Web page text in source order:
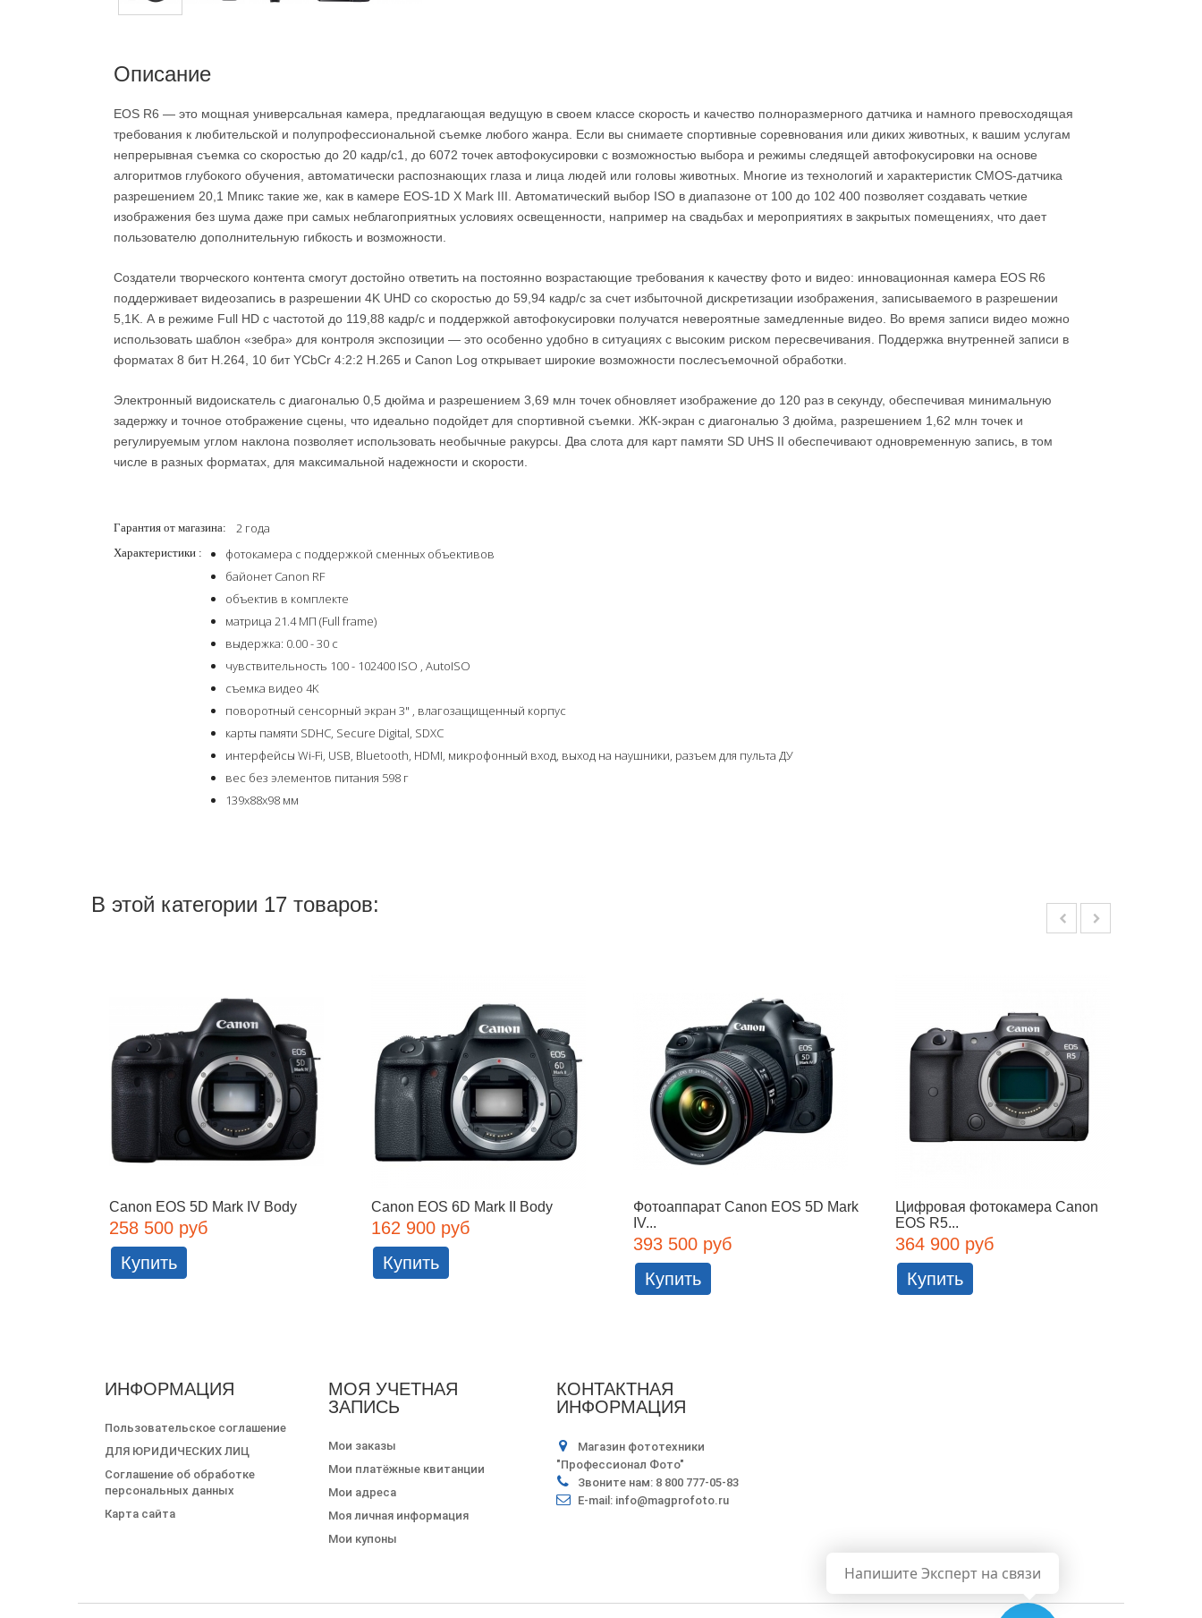
Описание
EOS R6 — это мощная универсальная камера, предлагающая ведущую в своем классе скорость и качество полноразмерного датчика и намного превосходящая
требования к любительской и полупрофессиональной съемке любого жанра. Если вы снимаете спортивные соревнования или диких животных, к вашим услугам
непрерывная съемка со скоростью до 20 кадр/с1, до 6072 точек автофокусировки с возможностью выбора и режимы следящей автофокусировки на основе
алгоритмов глубокого обучения, автоматически распознающих глаза и лица людей или головы животных. Многие из технологий и характеристик CMOS-датчика
разрешением 20,1 Мпикс такие же, как в камере EOS-1D X Mark III. Автоматический выбор ISO в диапазоне от 100 до 102 400 позволяет создавать четкие
изображения без шума даже при самых неблагоприятных условиях освещенности, например на свадьбах и мероприятиях в закрытых помещениях, что дает
пользователю дополнительную гибкость и возможности.
Создатели творческого контента смогут достойно ответить на постоянно возрастающие требования к качеству фото и видео: инновационная камера EOS R6
поддерживает видеозапись в разрешении 4K UHD со скоростью до 59,94 кадр/с за счет избыточной дискретизации изображения, записываемого в разрешении
5,1K. А в режиме Full HD с частотой до 119,88 кадр/с и поддержкой автофокусировки получатся невероятные замедленные видео. Во время записи видео можно
использовать шаблон «зебра» для контроля экспозиции — это особенно удобно в ситуациях с высоким риском пересвечивания. Поддержка внутренней записи в
форматах 8 бит H.264, 10 бит YCbCr 4:2:2 H.265 и Canon Log открывает широкие возможности послесъемочной обработки.
Электронный видоискатель с диагональю 0,5 дюйма и разрешением 3,69 млн точек обновляет изображение до 120 раз в секунду, обеспечивая минимальную
задержку и точное отображение сцены, что идеально подойдет для спортивной съемки. ЖК-экран с диагональю 3 дюйма, разрешением 1,62 млн точек и
регулируемым углом наклона позволяет использовать необычные ракурсы. Два слота для карт памяти SD UHS II обеспечивают одновременную запись, в том
числе в разных форматах, для максимальной надежности и скорости.
Гарантия от магазина: 2 года
Характеристики :
фотокамера с поддержкой сменных объективов
байонет Canon RF
объектив в комплекте
матрица 21.4 МП (Full frame)
выдержка: 0.00 - 30 с
чувствительность 100 - 102400 ISO , AutoISO
съемка видео 4K
поворотный сенсорный экран 3" , влагозащищенный корпус
карты памяти SDHC, Secure Digital, SDXC
интерфейсы Wi-Fi, USB, Bluetooth, HDMI, микрофонный вход, выход на наушники, разъем для пульта ДУ
вес без элементов питания 598 г
139х88х98 мм
В этой категории 17 товаров:
Canon EOS 5D Mark IV Body
258 500 руб
Купить
Canon EOS 6D Mark II Body
162 900 руб
Купить
Фотоаппарат Canon EOS 5D Mark
IV...
393 500 руб
Купить
Цифровая фотокамера Canon
EOS R5...
364 900 руб
Купить
ИНФОРМАЦИЯ
Пользовательское соглашение
ДЛЯ ЮРИДИЧЕСКИХ ЛИЦ
Соглашение об обработке
персональных данных
Карта сайта
МОЯ УЧЕТНАЯ
ЗАПИСЬ
Мои заказы
Мои платёжные квитанции
Мои адреса
Моя личная информация
Мои купоны
КОНТАКТНАЯ
ИНФОРМАЦИЯ
Магазин фототехники
"Профессионал Фото"
Звоните нам: 8 800 777-05-83
E-mail: info@magprofoto.ru
Напишите Эксперт на связи